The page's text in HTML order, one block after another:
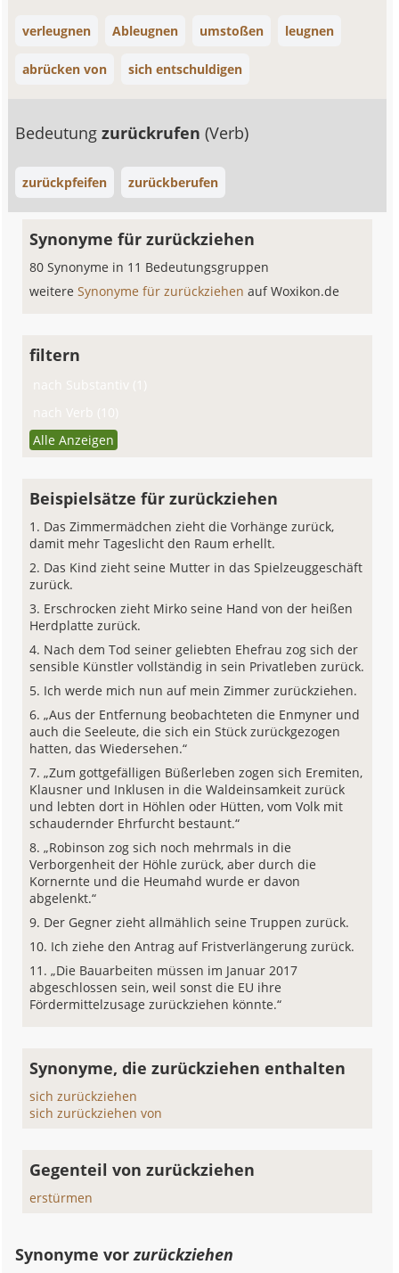
verleugnen Ableugnen umstoßen leugnen
abrücken von sich entschuldigen
Bedeutungzurückrufen(Verb)
zurückpfeifen zurückberufen
Synonyme für zurückziehen
80 Synonyme in 11 Bedeutungsgruppen
weitereSynonyme für zurückziehenauf Woxikon.de
filtern
nach Substantiv (1)
nach Verb (10)
Alle Anzeigen
Beispielsätze für zurückziehen
Das Zimmermädchen zieht die Vorhänge zurück,
damit mehr Tageslicht den Raum erhellt.
Das Kind zieht seine Mutter in das Spielzeuggeschäft
zurück.
Erschrocken zieht Mirko seine Hand von der heißen
Herdplatte zurück.
Nach dem Tod seiner geliebten Ehefrau zog sich der
sensible Künstler vollständig in sein Privatleben zurück.
Ich werde mich nun auf mein Zimmer zurückziehen.
„Aus der Entfernung beobachteten die Enmyner und
auch die Seeleute, die sich ein Stück zurückgezogen
hatten, das Wiedersehen.“
„Zum gottgefälligen Büßerleben zogen sich Eremiten,
Klausner und Inklusen in die Waldeinsamkeit zurück
und lebten dort in Höhlen oder Hütten, vom Volk mit
schaudernder Ehrfurcht bestaunt.“
„Robinson zog sich noch mehrmals in die
Verborgenheit der Höhle zurück, aber durch die
Kornernte und die Heumahd wurde er davon
abgelenkt.“
Der Gegner zieht allmählich seine Truppen zurück.
Ich ziehe den Antrag auf Fristverlängerung zurück.
„Die Bauarbeiten müssen im Januar 2017
abgeschlossen sein, weil sonst die EU ihre
Fördermittelzusage zurückziehen könnte.“
Synonyme, die zurückziehen enthalten
sich zurückziehen
sich zurückziehen von
Gegenteil von zurückziehen
erstürmen
Synonyme vorzurückziehen